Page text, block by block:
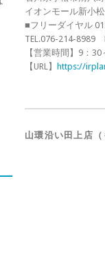
イオンモール新小
■フリーダイヤル
TEL.076-214-8989
【営業時間】9：
【URL】
https://
山環沿い田上店（